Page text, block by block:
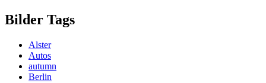
Bilder Tags
Alster
Autos
autumn
Berlin